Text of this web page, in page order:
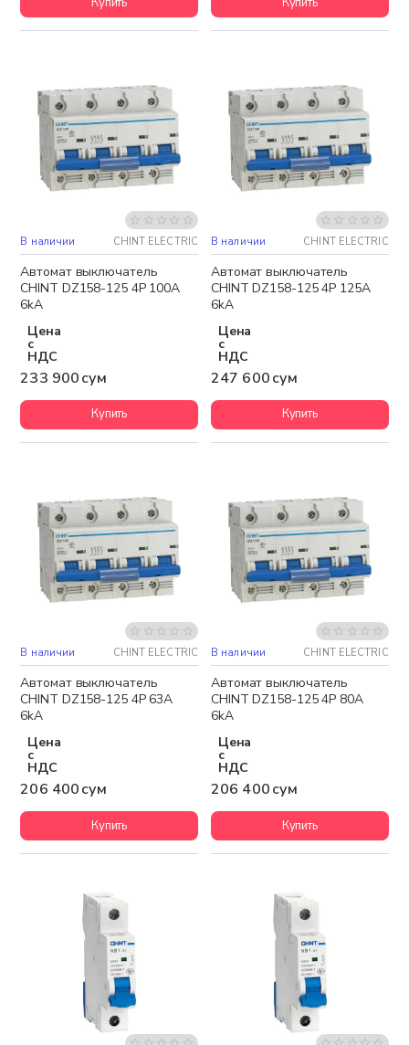
В наличии CHINT ELECTRIC
Автомат выключатель
CHINT DZ158-125 4P 100A
6kA
Цена
с
НДС
233 900 сум
Купить
В наличии CHINT ELECTRIC
Автомат выключатель
CHINT DZ158-125 4P 125A
6kA
Цена
с
НДС
247 600 сум
Купить
В наличии CHINT ELECTRIC
Автомат выключатель
CHINT DZ158-125 4P 63A
6kA
Цена
с
НДС
206 400 сум
Купить
В наличии CHINT ELECTRIC
Автомат выключатель
CHINT DZ158-125 4P 80A
6kA
Цена
с
НДС
206 400 сум
Купить